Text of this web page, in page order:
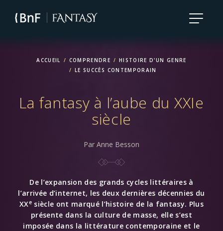
contenu
ACCUEIL COMPRENDRE
HISTOIRE D'UN GENRE
LE SUCCÈS CONTEMPORAIN
La fantasy à l’aube du XXIe
siècle
Par Anne Besson
De l’expansion des grands cycles littéraires à
l’arrivée d’internet, les deux dernières décennies du
XXesiècle ont marqué l’histoire de la fantasy. Plus
présente dans la culture de masse, elle s’est
imposée dans la littérature contemporaine et le